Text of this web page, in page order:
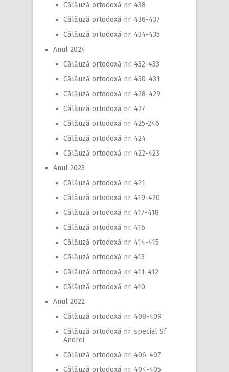
Călăuză ortodoxă nr. 438
Călăuză ortodoxă nr. 436-437
Călăuză ortodoxă nr. 434-435
Anul 2024
Călăuză ortodoxă nr. 432-433
Călăuză ortodoxă nr. 430-431
Călăuză ortodoxă nr. 428-429
Călăuză ortodoxă nr. 427
Călăuză ortodoxă nr. 425-246
Călăuză ortodoxă nr. 424
Călăuză ortodoxă nr. 422-423
Anul 2023
Călăuză ortodoxă nr. 421
Călăuză ortodoxă nr. 419-420
Călăuză ortodoxă nr. 417-418
Călăuză ortodoxă nr. 416
Călăuză ortodoxă nr. 414-415
Călăuză ortodoxă nr. 413
Călăuză ortodoxă nr. 411-412
Călăuză ortodoxă nr. 410
Anul 2022
Călăuză ortodoxă nr. 408-409
Călăuză ortodoxă nr. special Sf
Andrei
Călăuză ortodoxă nr. 406-407
Călăuză ortodoxă nr. 404-405